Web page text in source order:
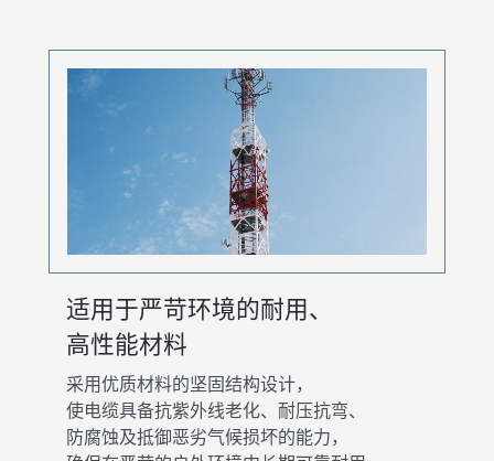
适用于严苛环境的耐用、
高性能材料
采用优质材料的坚固结构设计，
使电缆具备抗紫外线老化、耐压抗弯、
防腐蚀及抵御恶劣气候损坏的能力，